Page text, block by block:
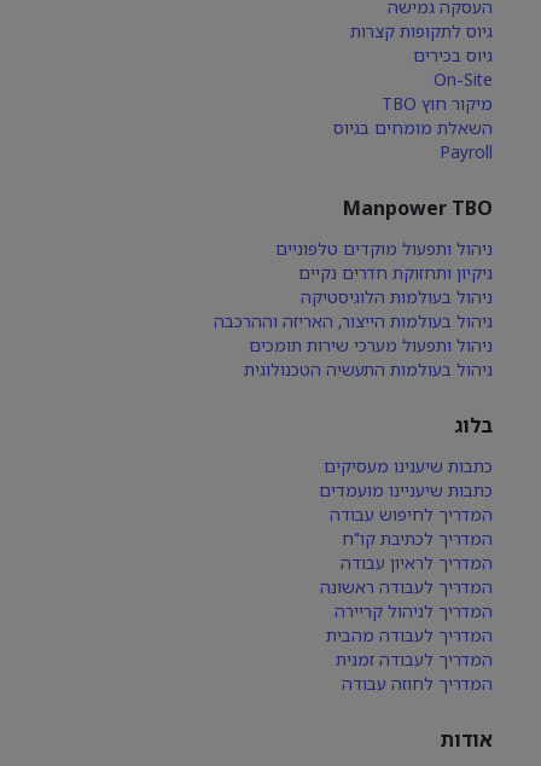
העסקה גמישה
גיוס לתקופות קצרות
גיוס בכירים
On-Site
מיקור חוץ TBO
השאלת מומחים בגיוס
Payroll
Manpower TBO
ניהול ותפעול מוקדים טלפוניים
ניקיון ותחזוקת חדרים נקיים
ניהול בעולמות הלוגיסטיקה
ניהול בעולמות הייצור, האריזה וההרכבה
ניהול ותפעול מערכי שירות תומכים
ניהול בעולמות התעשיה הטכנולוגית
בלוג
כתבות שיענינו מעסיקים
כתבות שיעניינו מועמדים
המדריך לחיפוש עבודה
המדריך לכתיבת קו"ח
המדריך לראיון עבודה
המדריך לעבודה ראשונה
המדריך לניהול קריירה
המדריך לעבודה מהבית
המדריך לעבודה זמנית
המדריך לחוזה עבודה
אודות